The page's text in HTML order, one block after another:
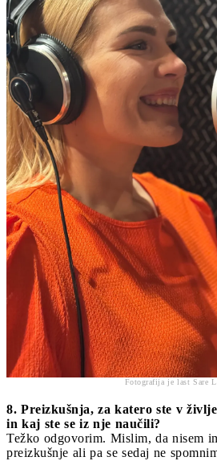
Fotografija je last Sare
8. Preizkušnja, za katero ste v
in kaj ste se iz nje naučili?
Težko odgovorim. Mislim, da nisem
preizkušnje ali pa se sedaj ne